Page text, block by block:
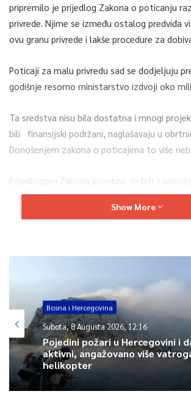
pripremilo je prijedlog Zakona o poticanju
privrede. Njime se između ostalog predviđa
ovu granu privrede i lakše procedure za
Poticaji za malu privredu sad se dodjeljuju
godišnje resorno ministarstvo izdvoji oko
Ta sredstva nisu bila dostatna i mnogi
bili finansijski podržani, naglašavaju u
Donošenjem zakona o poticajima to više
Prijedlogom Zakona posebno će biti
starih zanata jer su predviđeni poticaji za
nabavku mašina i promociju bez velike
Uz ovaj prijedlog zakona Vlada Federacije
porezne osnove za obrte na raniji nivo ističe
Također kaže za 10-15 dana na Vladi će se
obrtu u Federaciji i predloži će se da ga
hitnom postupku.
Prijedlog zakona o poticajima treba da se
federacije za desetak dana i nakon toga bi bio
Show More
Bosna i Hercegovina
Subota, 8 Augusta 2026, 12:16
Pojedini požari u Hercegovini i
aktivni, angažovano više
helikopter